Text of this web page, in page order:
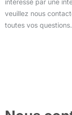
intéressé par une
veuillez nous
toutes vos questions.